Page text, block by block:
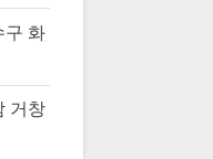
구 화
거창